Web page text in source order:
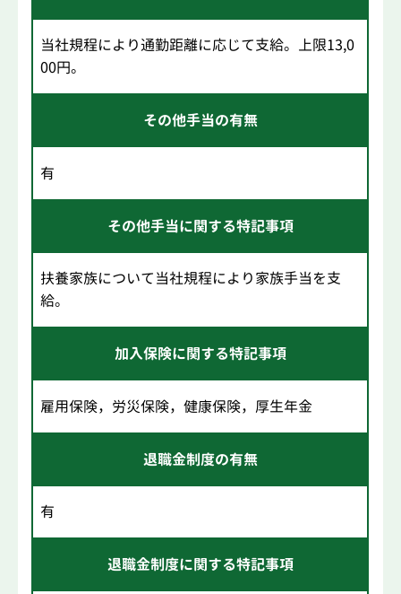
当社規程により通勤距離に応じて支給。上限13,0
00円。
その他手当の有無
有
その他手当に関する特記事項
扶養家族について当社規程により家族手当を支
給。
加入保険に関する特記事項
雇用保険，労災保険，健康保険，厚生年金
退職金制度の有無
有
退職金制度に関する特記事項